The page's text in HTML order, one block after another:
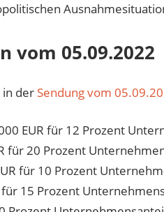
vom 05.09.2022
in der Sendung vom
EUR für 12 Prozent
für 20 Prozent
für 10 Prozent
für 15 Prozent